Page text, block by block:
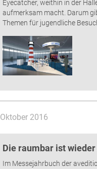
Eyecatcher, weithin in der
aufmerksam macht. Darum
Themen für jugendliche
Oktober 2016
Die raumbar ist
Im Messejahrbuch der